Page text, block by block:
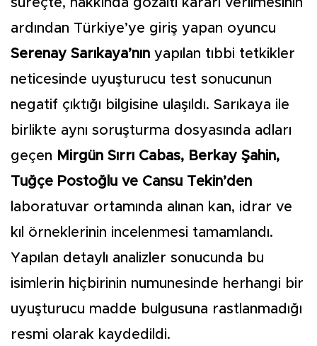
süreçte, hakkında gözaltı kararı verilmesinin
ardından Türkiye’ye giriş yapan oyuncu
Serenay Sarıkaya’nın yapılan tıbbi tetkikler
neticesinde uyuşturucu test sonucunun
negatif çıktığı bilgisine ulaşıldı. Sarıkaya ile
birlikte aynı soruşturma dosyasında adları
geçen Mirgün Sırrı Cabas, Berkay Şahin,
Tuğçe Postoğlu ve Cansu Tekin’den
laboratuvar ortamında alınan kan, idrar ve
kıl örneklerinin incelenmesi tamamlandı.
Yapılan detaylı analizler sonucunda bu
isimlerin hiçbirinin numunesinde herhangi bir
uyuşturucu madde bulgusuna rastlanmadığı
resmi olarak kaydedildi.